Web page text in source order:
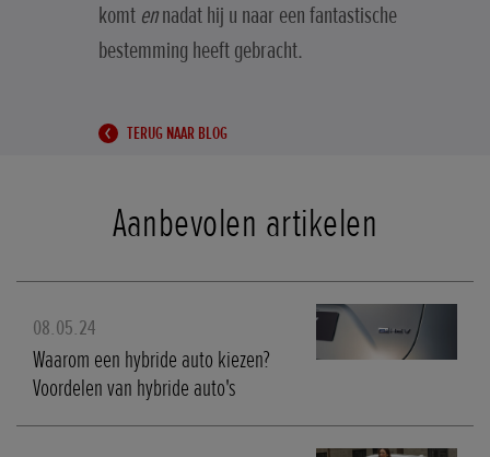
komt ennadat hij u naar een fantastische
bestemming heeft gebracht.
TERUG NAAR BLOG
Aanbevolen artikelen
08.05.24
Waarom een hybride auto kiezen?
Voordelen van hybride auto's